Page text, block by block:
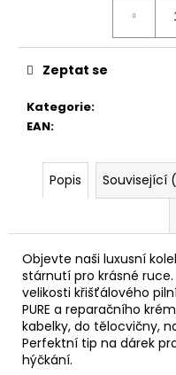
Kategorie:
EAN:
Zeptat se
Popis Související
Objevte naši luxusní
stárnutí pro krásné
velikosti křišťálového
PURE a reparačního
kabelky, do tělocvičny,
Perfektní tip na dárek
hýčkání.
e
m
e
NÁHRADNÍ
POLŠTÁŘKY
PROFI
-
20
KS
850
Kč